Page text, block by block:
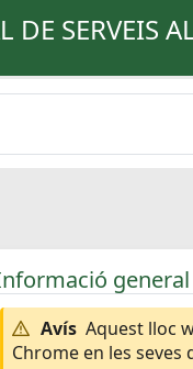
DE SERVEIS
general
Avís Aquest lloc
Chrome en les seves